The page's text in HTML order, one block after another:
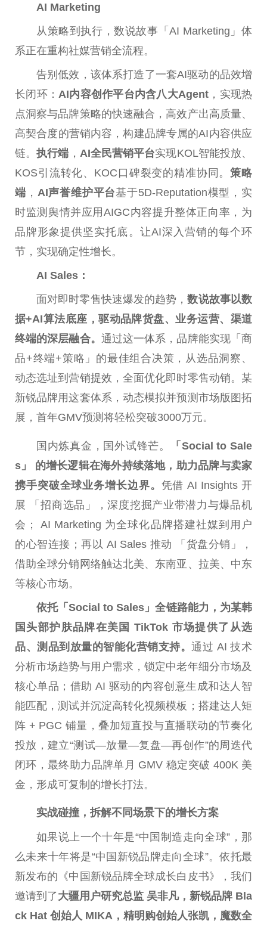
AI Marketing
从策略到执行，数说故事「AI Marketing」体
系正在重构社媒营销全流程。
告别低效，该体系打造了一套AI驱动的品效增
长闭环：AI内容创作平台内含八大Agent，实现热
点洞察与品牌策略的快速融合，高效产出高质量、
高契合度的营销内容，构建品牌专属的AI内容供应
链。执行端 ， AI全民营销平台实现KOL智能投放、
KOS引流转化、KOC口碑裂变的精准协同。策略
端 ， AI声誉维护平台基于5D-Reputation模型，实
时监测舆情并应用AIGC内容提升整体正向率，为
品牌形象提供坚实托底。让AI深入营销的每个环
节，实现确定性增长。
AI Sales：
面对即时零售快速爆发的趋势，数说故事以数
据+AI算法底座，驱动品牌货盘、业务运营、渠道
终端的深层融合。 通过这一体系，品牌能实现「商
品+终端+策略」的最佳组合决策，从选品洞察、
动态选址到营销提效，全面优化即时零售动销。某
新锐品牌用这套体系，动态模拟并预测市场版图拓
展，首年GMV预测将轻松突破3000万元。
国内炼真金，国外试锋芒。
「Social to Sale
s」 的增长逻辑在海外持续落地，助力品牌与卖家
携手突破全球业务增长边界。 凭借 AI Insights 开
展 「招商选品」，深度挖掘产业带潜力与爆品机
会； AI Marketing 为全球化品牌搭建社媒到用户
的心智连接；再以 AI Sales 推动 「货盘分销」，
借助全球分销网络触达北美、东南亚、拉美、中东
等核心市场。
依托「Social to Sales」全链路能力，为某韩
国头部护肤品牌在美国 TikTok 市场提供了从选
品、测品到放量的智能化营销支持。通过 AI 技术
分析市场趋势与用户需求，锁定中老年细分市场及
核心单品；借助 AI 驱动的内容创意生成和达人智
能匹配，测试并沉淀高转化视频模板；搭建达人矩
阵 + PGC 铺量，叠加短直投与直播联动的节奏化
投放，建立“测试—放量—复盘—再创作”的周迭代
闭环，最终助力品牌单月 GMV 稳定突破 400K 美
金，形成可复制的增长打法。
实战碰撞，拆解不同场景下的增长方案
如果说上一个十年是“中国 制造走向全球”，那
么未来十年将是“中国 新锐品牌走向全球”。依托最
新发布的《中国 新锐品牌全球成长白皮书》，我们
邀请到了大疆用户研究总监 吴非凡，新锐品牌 Bla
ck Hat 创始人 MIKA，精明购创始人张凯，魔数全